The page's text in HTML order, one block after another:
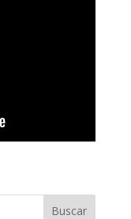
Buscar